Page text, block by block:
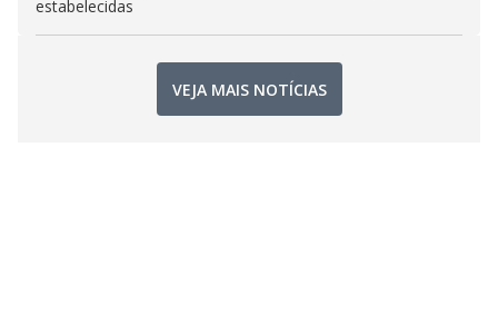
estabelecidas
VEJA MAIS NOTÍCIAS